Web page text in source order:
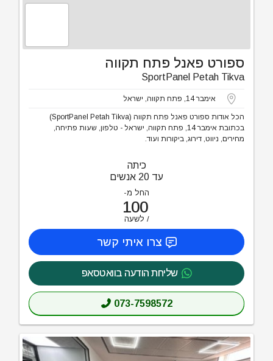
ספורט פאנל פתח תקווה
SportPanel Petah Tikva
אימבר 14, פתח תקווה, ישראל
הכל אודות ספורט פאנל פתח תקווה (SportPanel Petah Tikva)
בכתובת אימבר 14, פתח תקווה, ישראל - טלפון, שעות פתיחה,
מחירים, ניווט, דירוג, ביקורות ועוד.
כיתה
עד 20 אנשים
החל מ-
100
לשעה
צרו איתי קשר
שליחת הודעה בוואטסאפ
073-7598572